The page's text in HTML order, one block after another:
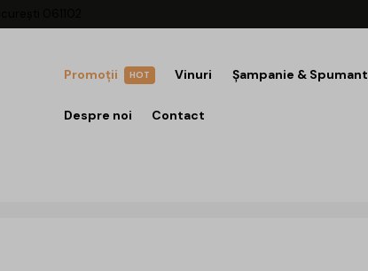
HOT
Promoții Vinuri Șampanie & Spumant
Despre noi Contact